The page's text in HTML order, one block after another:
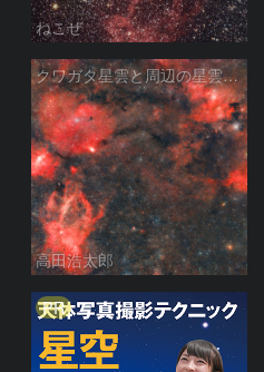
ねこぜ
クワガタ星雲と周辺の星雲星団
高田浩太郎
PR